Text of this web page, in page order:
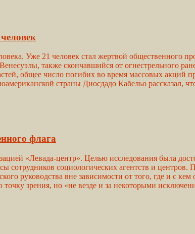
Уже 21 человек стал жертвой общественного
также скончавшийся от огнестрельного
общее число погибих во время массовых акций
страны Диосдадо Кабельо рассказал,
флага
«Левада-центр». Целью исследования была
социологических агентств и центров.
руководства вне зависимости от того, где и с
зрения, но «не везде и за некоторыми